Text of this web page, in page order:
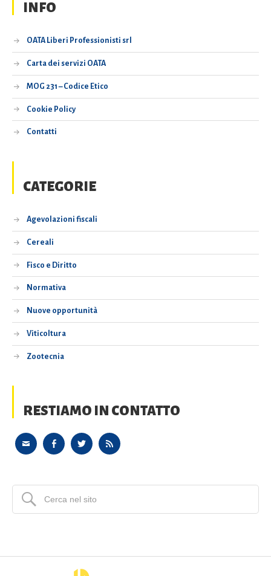
INFO
OATA Liberi Professionisti srl
Carta dei servizi OATA
MOG 231 – Codice Etico
Cookie Policy
Contatti
CATEGORIE
Agevolazioni fiscali
Cereali
Fisco e Diritto
Normativa
Nuove opportunità
Viticoltura
Zootecnia
RESTIAMO IN CONTATTO